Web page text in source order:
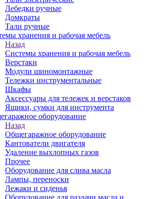
Лебедки ручные
Домкраты
Тали ручные
хранения и рабочая мебель
Назад
Системы хранения и рабочая мебель
Верстаки
Модули шиномонтажные
Тележки инструментальные
Шкафы
Аксессуары для тележек и верстаков
Ящики, сумки для инструмента
оборудование
Назад
Общегаражное оборудование
Кантователи двигателя
Удаление выхлопных газов
Прочее
Оборудование для слива масла
Лампы, переноски
Лежаки и сиденья
Оборудование для раздачи масла и